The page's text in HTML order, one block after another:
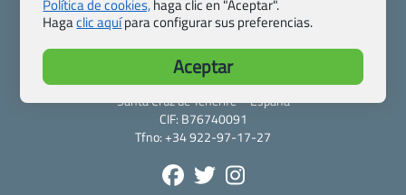
Viajes.com
Last Minute Express S.L.U.
c/ Drago, CC HLS, Local 13
38660 Miraverde – Adeje
Santa Cruz de Tenerife – España
CIF: B76740091
Tfno: +34 922-97-17-27
Política de cookies,haga clic en "Aceptar".
Hagaclic aquípara configurar sus preferencias.
Aceptar